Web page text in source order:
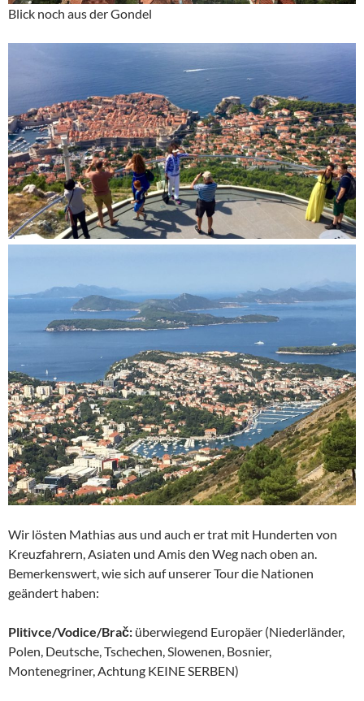
Blick noch aus der Gondel
Wir lösten Mathias aus und auch er trat mit Hunderten von
Kreuzfahrern, Asiaten und Amis den Weg nach oben an.
Bemerkenswert, wie sich auf unserer Tour die Nationen
geändert haben:
Plitivce/Vodice/Brač: überwiegend Europäer (Niederländer,
Polen, Deutsche, Tschechen, Slowenen, Bosnier,
Montenegriner, Achtung KEINE SERBEN)